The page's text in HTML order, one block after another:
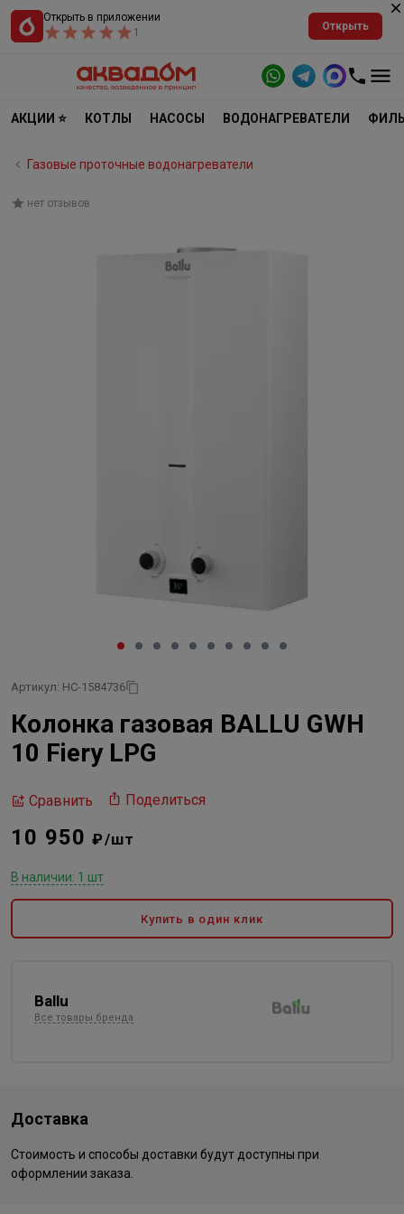
Открыть в приложении
1
Открыть
АКЦИИ ⭐ КОТЛЫ НАСОСЫ ВОДОНАГРЕВАТЕЛИ
Газовые проточные водонагреватели
нет отзывов
Артикул: НС-1584736
Колонка газовая BALLU GWH
10 Fiery LPG
Сравнить Поделиться
10 950₽/шт
В наличии: 1 шт
Купить в один клик
Ballu
Все товары бренда
Доставка
Стоимость и способы доставки будут доступны при
оформлении заказа.